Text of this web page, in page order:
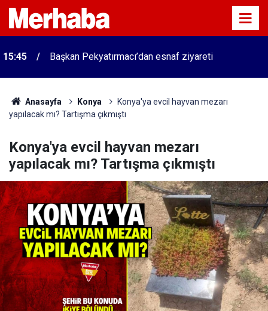
15:45 Başkan Pekyatırmacı’dan esnaf ziyareti
Anasayfa Konya
Konya'ya evcil hayvan mezarı
yapılacak mı? Tartışma çıkmıştı
Konya'ya evcil hayvan mezarı
yapılacak mı? Tartışma çıkmıştı